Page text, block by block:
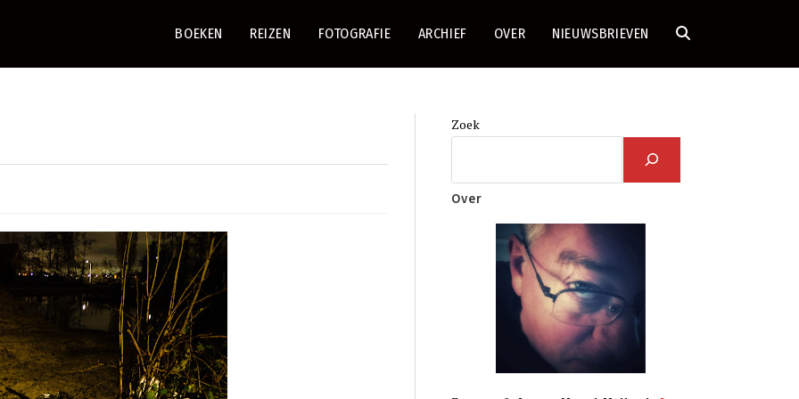
BOEKEN REIZEN FOTOGRAFIE ARCHIEF OVER NIEUWSBRIEVEN TOGGLE
Zoek
Over